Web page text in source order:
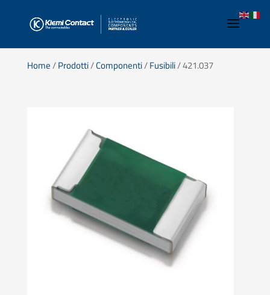
Home/Prodotti/Componenti/Fusibili/ 421.037